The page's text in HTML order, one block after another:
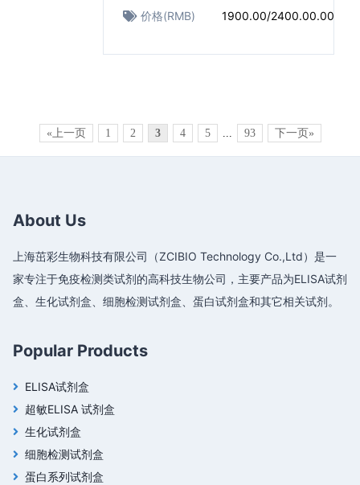
价格(RMB)
1900.00/2400.00.00
«上一页 1 2 3 4 5 ... 93 下一页»
About Us
上海茁彩生物科技有限公司（ZCIBIO Technology Co.,Ltd）是一
家专注于免疫检测类试剂的高科技生物公司，主要产品为ELISA试剂
盒、生化试剂盒、细胞检测试剂盒、蛋白试剂盒和其它相关试剂。
Popular Products
ELISA试剂盒
超敏ELISA 试剂盒
生化试剂盒
细胞检测试剂盒
蛋白系列试剂盒